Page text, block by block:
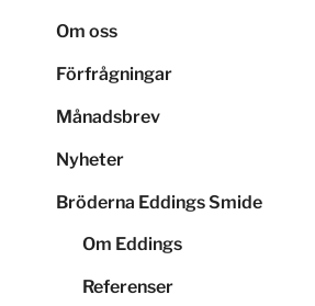
Om oss
Förfrågningar
Månadsbrev
Nyheter
Bröderna Eddings Smide
Om Eddings
Referenser